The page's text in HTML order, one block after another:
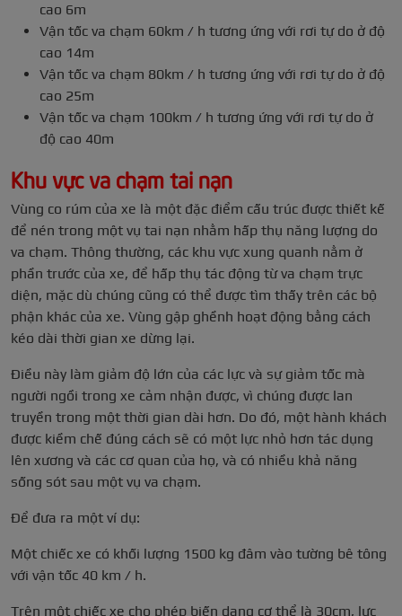
cao 6m
Vận tốc va chạm 60km / h tương ứng với rơi tự do ở độ
cao 14m
Vận tốc va chạm 80km / h tương ứng với rơi tự do ở độ
cao 25m
Vận tốc va chạm 100km / h tương ứng với rơi tự do ở
độ cao 40m
Khu vực va chạm tai nạn
Vùng co rúm của xe là một đặc điểm cấu trúc được thiết kế
để nén trong một vụ tai nạn nhằm hấp thụ năng lượng do
va chạm. Thông thường, các khu vực xung quanh nằm ở
phần trước của xe, để hấp thụ tác động từ va chạm trực
diện, mặc dù chúng cũng có thể được tìm thấy trên các bộ
phận khác của xe. Vùng gập ghềnh hoạt động bằng cách
kéo dài thời gian xe dừng lại.
Điều này làm giảm độ lớn của các lực và sự giảm tốc mà
người ngồi trong xe cảm nhận được, vì chúng được lan
truyền trong một thời gian dài hơn. Do đó, một hành khách
được kiềm chế đúng cách sẽ có một lực nhỏ hơn tác dụng
lên xương và các cơ quan của họ, và có nhiều khả năng
sống sót sau một vụ va chạm.
Để đưa ra một ví dụ:
Một chiếc xe có khối lượng 1500 kg đâm vào tường bê tông
với vận tốc 40 km / h.
Trên một chiếc xe cho phép biến dạng cơ thể là 30cm, lực